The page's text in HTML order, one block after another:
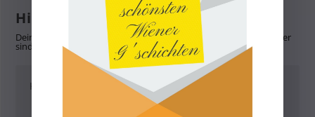
Hinterlasse eine Antwort
Deine E-Mail-Adresse wird nicht veröffentlicht. Erforderliche Felder
sind mit markiert